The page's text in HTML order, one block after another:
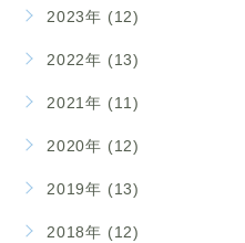
2023年 (12)
2022年 (13)
2021年 (11)
2020年 (12)
2019年 (13)
2018年 (12)